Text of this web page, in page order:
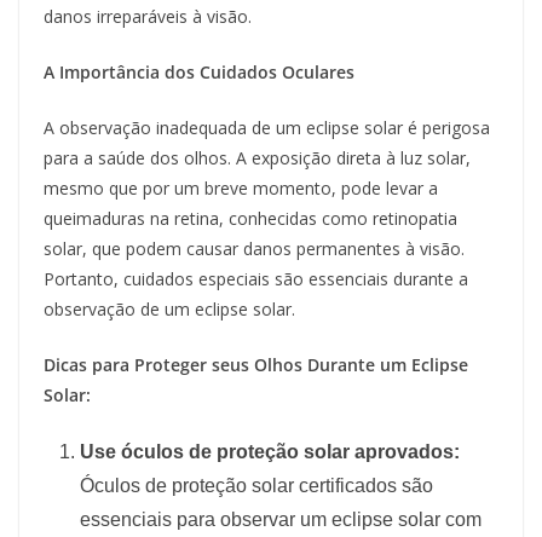
danos irreparáveis à visão.
A Importância dos Cuidados Oculares
A observação inadequada de um eclipse solar é perigosa
para a saúde dos olhos. A exposição direta à luz solar,
mesmo que por um breve momento, pode levar a
queimaduras na retina, conhecidas como retinopatia
solar, que podem causar danos permanentes à visão.
Portanto, cuidados especiais são essenciais durante a
observação de um eclipse solar.
Dicas para Proteger seus Olhos Durante um Eclipse
Solar:
Use óculos de proteção solar aprovados:
Óculos de proteção solar certificados são
essenciais para observar um eclipse solar com